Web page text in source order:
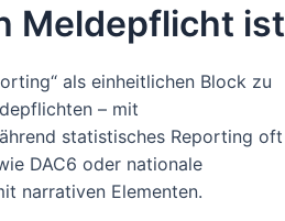
Meldepflicht ist
als einheitlichen Block zu
– mit
statistisches Reporting oft
DAC6 oder nationale
narrativen Elementen.